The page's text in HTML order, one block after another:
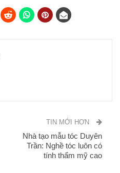
TIN MỚI HƠN
Nhà tạo mẫu tóc Duyên
Trần: Nghề tóc luôn có
tính thẩm mỹ cao